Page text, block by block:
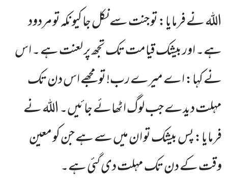
اللہ نے فرمایا: تو جنت سے نکل جا کیونکہ تو مردود
ہے۔ اور بیشک قیامت تک تجھ پر لعنت ہے ۔ اس
نے کہا: اے میرے رب! تو مجھے اس دن تک
مہلت دیدے جب لوگ اٹھائے جائیں۔ اللہ نے
فرمایا: پس بیشک تو ان میں سے ہے جن کو معین
وقت کے دن تک مہلت دی گئی ہے۔